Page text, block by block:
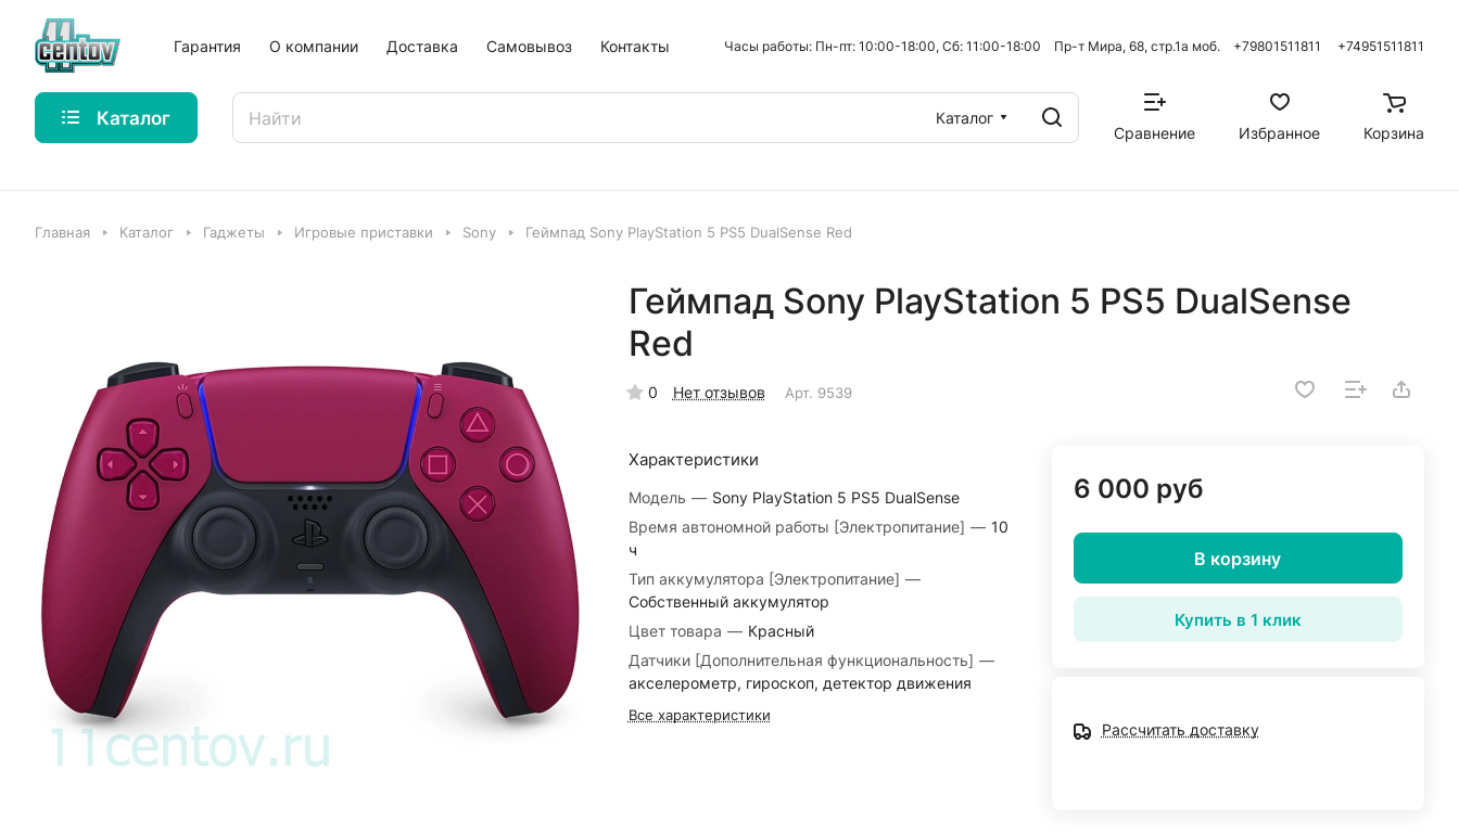
Гарантия О компании Доставка Самовывоз Контакты Часы работы: Пн-пт: 10:00-18:00, Сб: 11:00-18:00 Пр-т Мира, 68, стр.1а моб. +79801511811 +74951511811
Каталог
Каталог
Сравнение
Избранное Корзина
Главная Каталог Гаджеты Игровые приставки Sony Геймпад Sony PlayStation 5 PS5 DualSense Red
Геймпад Sony PlayStation 5 PS5 DualSense
Red
0 Нет отзывов Арт. 9539
Характеристики
Модель — Sony PlayStation 5 PS5 DualSense
Время автономной работы [Электропитание] — 10
ч
Тип аккумулятора [Электропитание] —
Собственный аккумулятор
Цвет товара — Красный
Датчики [Дополнительная функциональность] —
акселерометр, гироскоп, детектор движения
Все характеристики
6 000 руб
В корзину
Купить в 1 клик
Рассчитать доставку